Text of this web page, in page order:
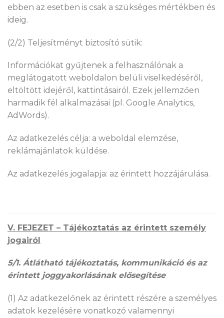
ebben az esetben is csak a szükséges mértékben és
ideig.
(2/2) Teljesítményt biztosító sütik:
Információkat gyűjtenek a felhasználónak a
meglátogatott weboldalon belüli viselkedéséről,
eltöltött idejéről, kattintásairól. Ezek jellemzően
harmadik fél alkalmazásai (pl. Google Analytics,
AdWords).
Az adatkezelés célja: a weboldal elemzése,
reklámajánlatok küldése.
Az adatkezelés jogalapja: az érintett hozzájárulása.
V. FEJEZET – Tájékoztatás az érintett személy
jogairól
5/1. Átlátható tájékoztatás, kommunikáció és az
érintett joggyakorlásának elősegítése
(1) Az adatkezelőnek az érintett részére a személyes
adatok kezelésére vonatkozó valamennyi